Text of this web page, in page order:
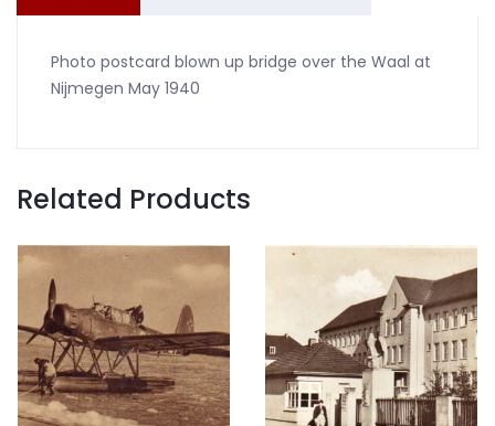
quantity
Photo postcard blown up bridge over the Waal at
Nijmegen May 1940
Related Products